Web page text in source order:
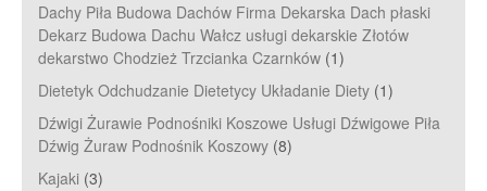
Dachy Piła Budowa Dachów Firma Dekarska Dach płaski
Dekarz Budowa Dachu Wałcz usługi dekarskie Złotów
dekarstwo Chodzież Trzcianka Czarnków (1)
Dietetyk Odchudzanie Dietetycy Układanie Diety (1)
Dźwigi Żurawie Podnośniki Koszowe Usługi Dźwigowe Piła
Dźwig Żuraw Podnośnik Koszowy (8)
Kajaki (3)